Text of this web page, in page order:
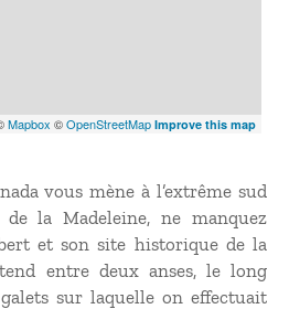
Mapbox ©OpenStreetMap Improve this map
vous mène à l’extrême sud
la Madeleine, ne manquez
et son site historique de la
entre deux anses, le long
sur laquelle on effectuait